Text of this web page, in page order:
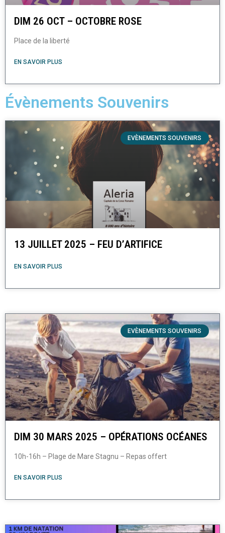
DIM 26 OCT – OCTOBRE ROSE
Place de la liberté
EN SAVOIR PLUS
Évènements Souvenirs
EVÈNEMENTS SOUVENIRS
13 JUILLET 2025 – FEU D’ARTIFICE
EN SAVOIR PLUS
EVÈNEMENTS SOUVENIRS
DIM 30 MARS 2025 – OPÉRATIONS OCÉANES
10h-16h – Plage de Mare Stagnu – Repas offert
EN SAVOIR PLUS